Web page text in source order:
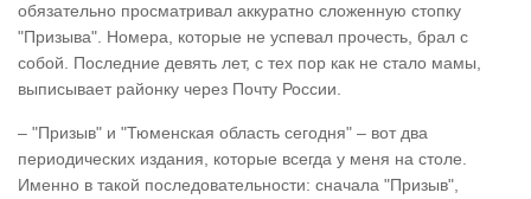
обязательно просматривал аккуратно сложенную стопку
"Призыва". Номера, которые не успевал прочесть, брал с
собой. Последние девять лет, с тех пор как не стало мамы,
выписывает районку через Почту России.
– "Призыв" и "Тюменская область сегодня" – вот два
периодических издания, которые всегда у меня на столе.
Именно в такой последовательности: сначала "Призыв",